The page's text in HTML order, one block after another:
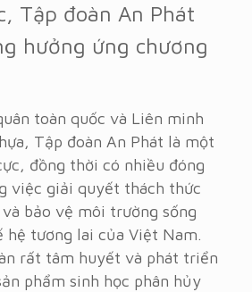
Tập đoàn An Phát
hưởng ứng chương
toàn quốc và Liên minh
Tập đoàn An Phát là một
đồng thời có nhiều đóng
việc giải quyết thách thức
bảo vệ môi trường sống
hệ tương lai của Việt Nam.
rất tâm huyết và phát triển
phẩm sinh học phân hủy